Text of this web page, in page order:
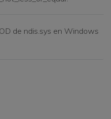
de ndis.sys en Windows